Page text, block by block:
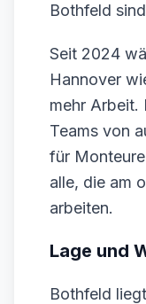
Bothfeld
Seit 2024
Hannover
mehr Arbeit.
Teams von
für
alle, die am
arbeiten.
Lage und
Bothfeld